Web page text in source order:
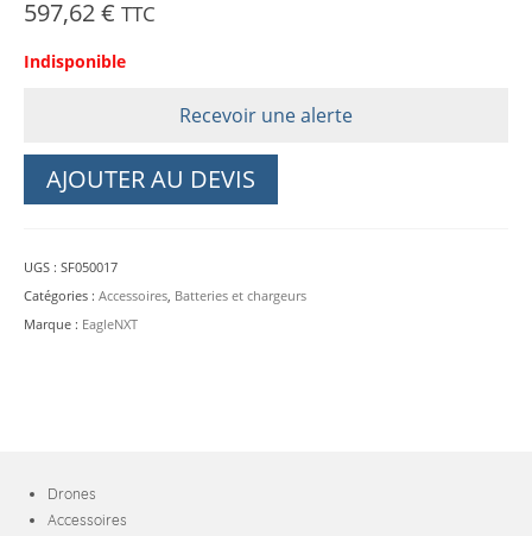
597,62€ TTC
Indisponible
Recevoir une alerte
AJOUTER AU DEVIS
UGS : SF050017
Catégories : Accessoires, Batteries et chargeurs
Marque : EagleNXT
Drones
Accessoires